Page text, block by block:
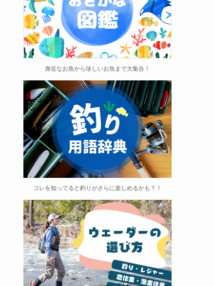
身近なお魚から珍しいお魚まで大集合！
コレを知ってると釣りがさらに楽しめるかも？！